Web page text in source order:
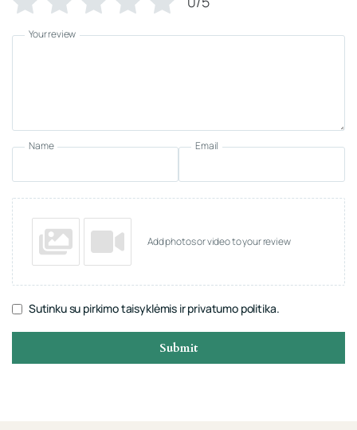
Your review
Name Email
Add photos or video to your review
Sutinku su pirkimo taisyklėmis ir privatumo politika.
Submit